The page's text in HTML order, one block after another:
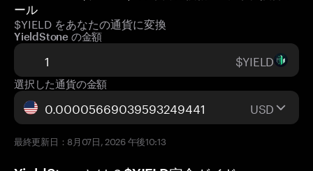
ール
$YIELD をあなたの通貨に変換
YieldStone の金額
$YIELD
選択した通貨の金額
USD
最終更新日：8月07日, 2026 午後10:13